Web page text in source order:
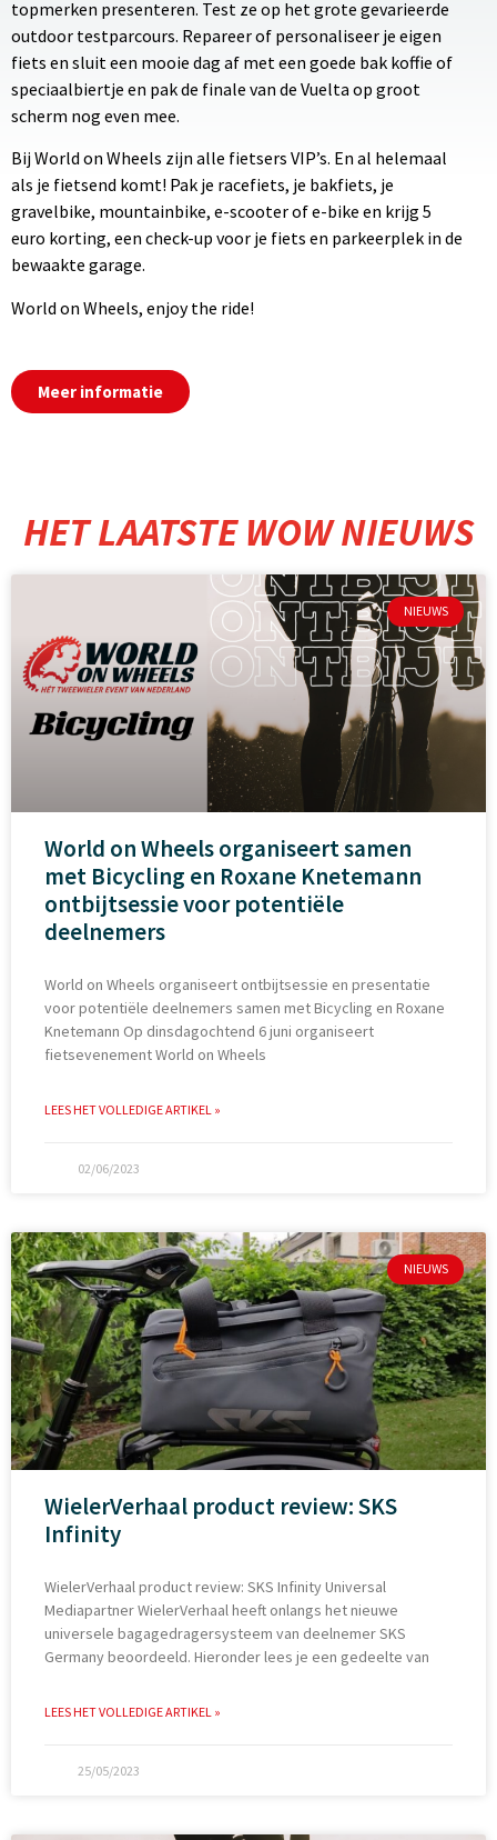
topmerken presenteren. Test ze op het grote gevarieerde
outdoor testparcours. Repareer of personaliseer je eigen
fiets en sluit een mooie dag af met een goede bak koffie of
speciaalbiertje en pak de finale van de Vuelta op groot
scherm nog even mee.
Bij World on Wheels zijn alle fietsers VIP’s. En al helemaal
als je fietsend komt! Pak je racefiets, je bakfiets, je
gravelbike, mountainbike, e-scooter of e-bike en krijg 5
euro korting, een check-up voor je fiets en parkeerplek in de
bewaakte garage.
World on Wheels, enjoy the ride!
Meer informatie
HET LAATSTE WOW NIEUWS
NIEUWS
World on Wheels organiseert samen
met Bicycling en Roxane Knetemann
ontbijtsessie voor potentiële
deelnemers
World on Wheels organiseert ontbijtsessie en presentatie
voor potentiële deelnemers samen met Bicycling en Roxane
Knetemann Op dinsdagochtend 6 juni organiseert
fietsevenement World on Wheels
LEES HET VOLLEDIGE ARTIKEL »
02/06/2023
NIEUWS
WielerVerhaal product review: SKS
Infinity
WielerVerhaal product review: SKS Infinity Universal
Mediapartner WielerVerhaal heeft onlangs het nieuwe
universele bagagedragersysteem van deelnemer SKS
Germany beoordeeld. Hieronder lees je een gedeelte van
LEES HET VOLLEDIGE ARTIKEL »
25/05/2023